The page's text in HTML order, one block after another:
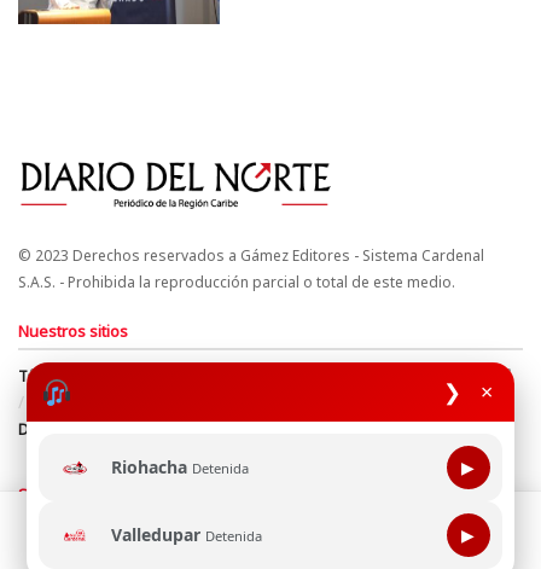
❯ ×
Riohacha Detenida ▶
Valledupar Detenida ▶
© 2023 Derechos reservados a Gámez Editores - Sistema Cardenal
S.A.S. - Prohibida la reproducción parcial o total de este medio.
Nuestros sitios
Términos y Condiciones
Derechos de Autor y Propiedad Intelectual
Política de uso de cookies
Política de Tratamiento de Datos
Directrices Editoriales
Síguenos
Esta página web usa cookie para mejorar tu experiencia de
navegación, al continuar aceptas nuestra política de uso de